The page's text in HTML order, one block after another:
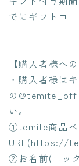
でにギフトコ
【購入者様へ
・購入者様は
の
い。
①temite商品ペ
URL(https://
②お名前(ニッ